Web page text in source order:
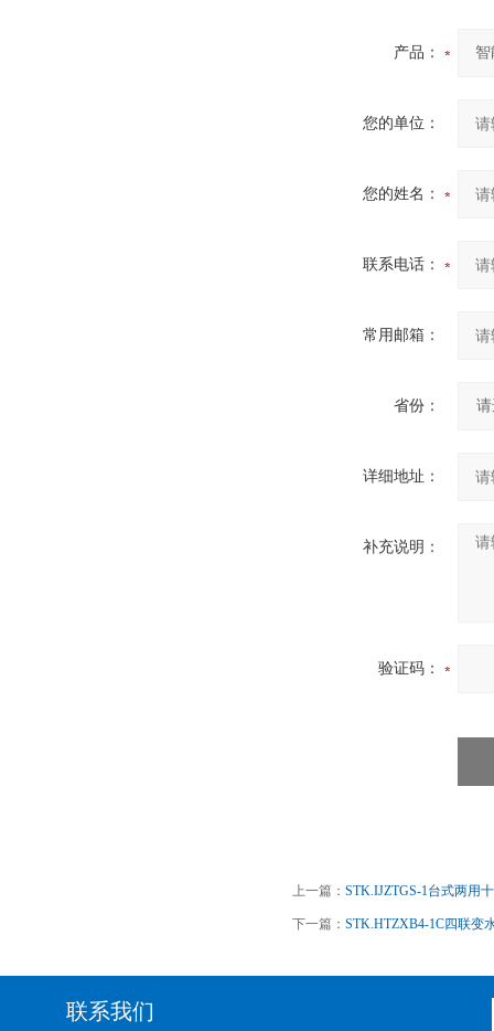
产品：
您的单位：
您的姓名：
联系电话：
常用邮箱：
省份：
详细地址：
补充说明：
验证码：
上一篇： STK.IJZTGS-1台式两用
下一篇： STK.HTZXB4-1C四联变
联系我们